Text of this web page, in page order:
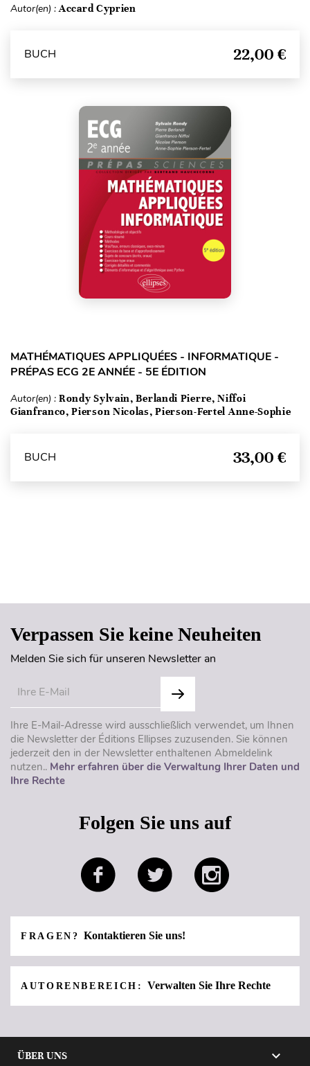
Autor(en) :Accard Cyprien
BUCH 22,00 €
MATHÉMATIQUES APPLIQUÉES - INFORMATIQUE -
PRÉPAS ECG 2E ANNÉE - 5E ÉDITION
Autor(en) : Rondy Sylvain, Berlandi Pierre, Niffoi
Gianfranco, Pierson Nicolas, Pierson-Fertel Anne-Sophie
BUCH 33,00 €
Verpassen Sie keine Neuheiten
Melden Sie sich für unseren Newsletter an
Ihre E-Mail-Adresse wird ausschließlich verwendet, um Ihnen
die Newsletter der Éditions Ellipses zuzusenden. Sie können
jederzeit den in der Newsletter enthaltenen Abmeldelink
nutzen.. Mehr erfahren über die Verwaltung Ihrer Daten und
Ihre Rechte
Folgen Sie uns auf
FRAGEN?Kontaktieren Sie uns!
AUTORENBEREICH:Verwalten Sie Ihre Rechte
ÜBER UNS 